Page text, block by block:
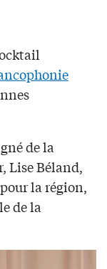
de la
Lise Béland,
la région,
de la